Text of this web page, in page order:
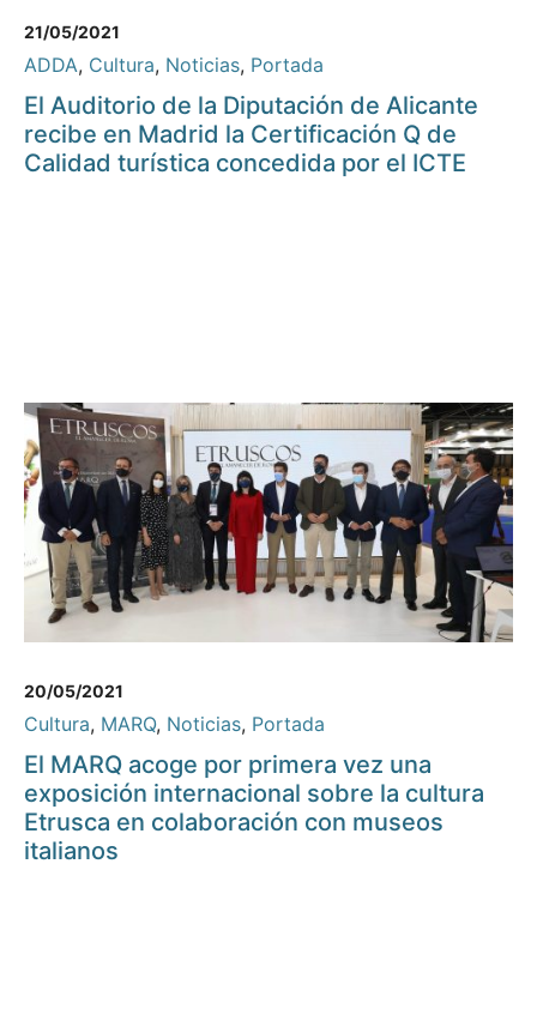
21/05/2021
ADDA, Cultura, Noticias, Portada
El Auditorio de la Diputación de Alicante
recibe en Madrid la Certificación Q de
Calidad turística concedida por el ICTE
20/05/2021
Cultura, MARQ, Noticias, Portada
El MARQ acoge por primera vez una
exposición internacional sobre la cultura
Etrusca en colaboración con museos
italianos